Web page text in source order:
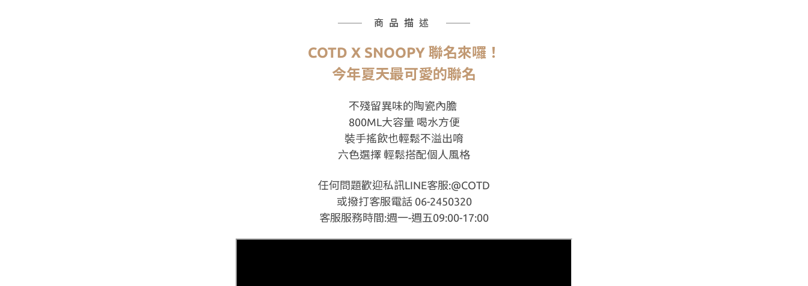
商品描述
COTD X SNOOPY 聯名來囉！
今年夏天最可愛的聯名
不殘留異味的陶瓷內膽
800ML大容量 喝水方便
裝手搖飲也輕鬆不溢出唷
六色選擇 輕鬆搭配個人風格
任何問題歡迎私訊LINE客服:@COTD
或撥打客服電話 06-2450320
客服服務時間:週一-週五09:00-17:00